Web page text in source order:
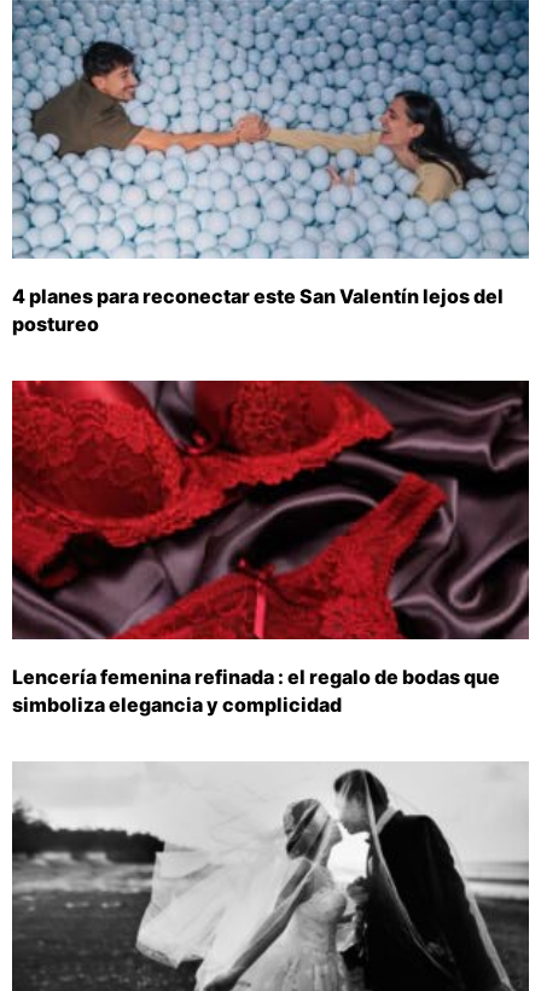
4 planes para reconectar este San Valentín lejos del
postureo
Lencería femenina refinada : el regalo de bodas que
simboliza elegancia y complicidad